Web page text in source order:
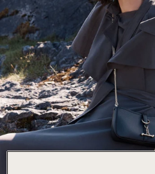
Author:Katharina S.
Poor quality
Poor quality
Rating: